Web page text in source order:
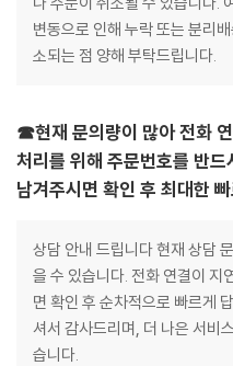
변동으로 인해 누락 또는 분리
소되는 점 양해 부탁드립니다.
☎현재 문의량이 많아 전화
처리를 위해 주문번호를 반드
남겨주시면 확인 후 최대한
상담 안내 드립니다 현재 상담
을 수 있습니다. 전화 연결이 지
면 확인 후 순차적으로 빠르게
셔서 감사드리며, 더 나은 서비
습니다.